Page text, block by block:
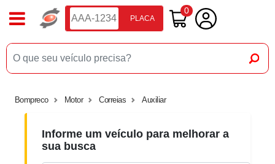
PLACA
0
Bompreco Motor Correias Auxiliar
Informe um veículo para melhorar a
sua busca